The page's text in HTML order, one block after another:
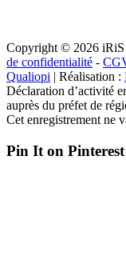
Copyright © 2026
de confidentialité -
Qualiopi | Réalisation :
Déclaration d’activité
auprès du préfet de
Cet enregistrement ne
Pin It on Pinterest